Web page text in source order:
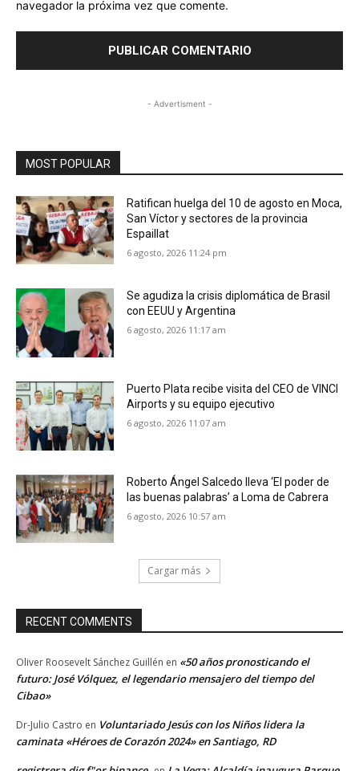
navegador la próxima vez que comente.
- Advertisment -
MOST POPULAR
Ratifican huelga del 10 de agosto en Moca,
San Víctor y sectores de la provincia
Espaillat
6 agosto, 2026 11:24 pm
Se agudiza la crisis diplomática de Brasil
con EEUU y Argentina
6 agosto, 2026 11:17 am
Puerto Plata recibe visita del CEO de VINCI
Airports y su equipo ejecutivo
6 agosto, 2026 11:07 am
Roberto Ángel Salcedo lleva ‘El poder de
las buenas palabras’ a Loma de Cabrera
6 agosto, 2026 10:57 am
Cargar más
RECENT COMMENTS
Oliver Roosevelt Sánchez Guillén en «50 años pronosticando el
futuro: José Vólquez, el legendario mensajero del tiempo del
Cibao»
Dr-Julio Castro en Voluntariado Jesús con los Niños lidera la
caminata «Héroes de Corazón 2024» en Santiago, RD